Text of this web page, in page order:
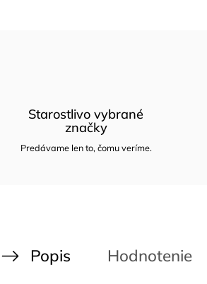
Starostlivo vybrané
značky
Predávame len to, čomu veríme.
Popis Hodnotenie